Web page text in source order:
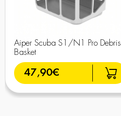
Aiper Scuba S1/N1 Pro Debris
Basket
47,90€